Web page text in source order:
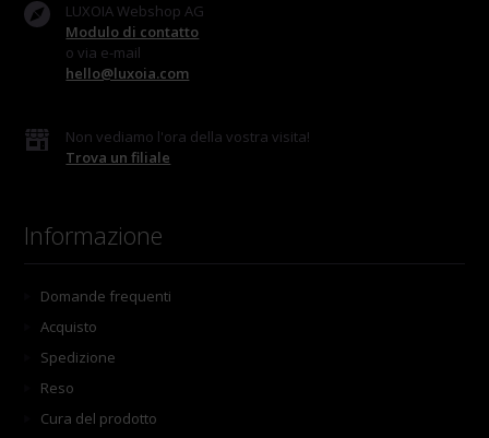
LUXOIA Webshop AG
Modulo di contatto
o via e-mail
hello@luxoia.com
Non vediamo l'ora della vostra visita!
Trova un filiale
Informazione
Domande frequenti
Acquisto
Spedizione
Reso
Cura del prodotto